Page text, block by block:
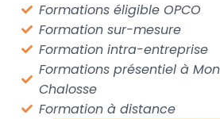
Formations éligible OPCO
Formation sur-mesure
Formation intra-entreprise
Formations présentiel à
Chalosse
Formation à distance